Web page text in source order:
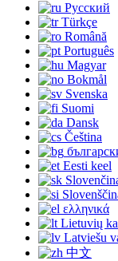
Русский
Türkçe
Română
Português
Magyar
Bokmål
Svenska
Suomi
Dansk
Čeština
Eesti keel
ελληνικά
Lietuvių
Latviešu
中文